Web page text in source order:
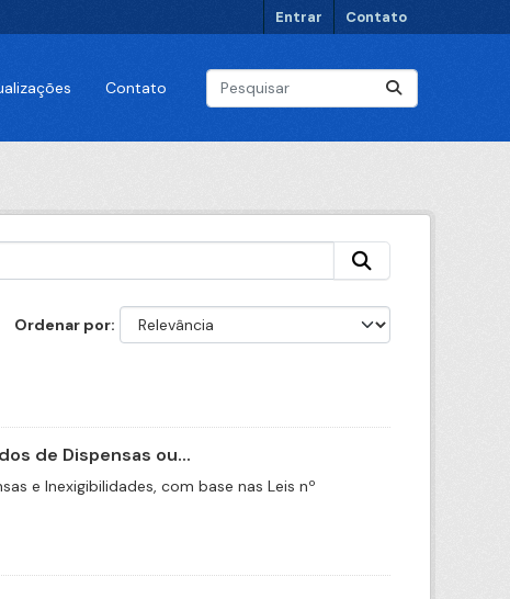
Entrar Contato
Contato
Ordenar por
de Dispensas ou...
e Inexigibilidades, com base nas Leis nº